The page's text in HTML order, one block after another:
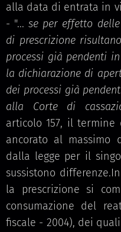
alla data di entrata in
- "...se per effetto
di prescrizione
processi già pendenti
la dichiarazione di
dei processi già
alla Corte di
articolo 157, il termine
ancorato al massimo
dalla legge per il
sussistono
la prescrizione si
consumazione del
fiscale - 2004), dei